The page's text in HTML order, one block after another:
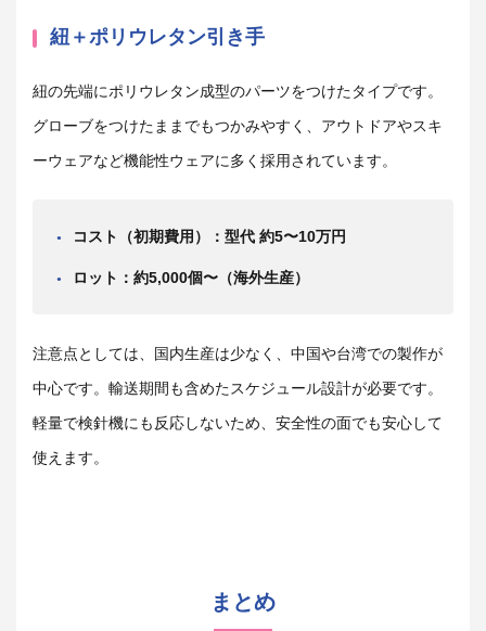
紐＋ポリウレタン引き手
紐の先端にポリウレタン成型のパーツをつけたタイプです。
グローブをつけたままでもつかみやすく、アウトドアやスキ
ーウェアなど機能性ウェアに多く採用されています。
コスト（初期費用）：型代 約5〜10万円
ロット：約5,000個〜（海外生産）
注意点としては、国内生産は少なく、中国や台湾での製作が
中心です。輸送期間も含めたスケジュール設計が必要です。
軽量で検針機にも反応しないため、安全性の面でも安心して
使えます。
まとめ